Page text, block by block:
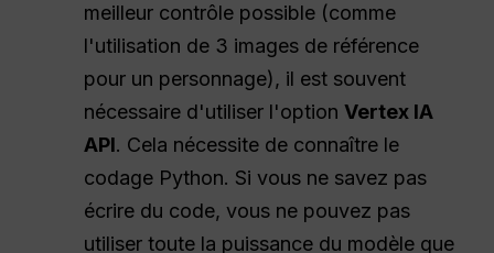
meilleur contrôle possible (comme
l'utilisation de 3 images de référence
pour un personnage), il est souvent
nécessaire d'utiliser l'optionVertex IA
API. Cela nécessite de connaître le
codage Python. Si vous ne savez pas
écrire du code, vous ne pouvez pas
utiliser toute la puissance du modèle que